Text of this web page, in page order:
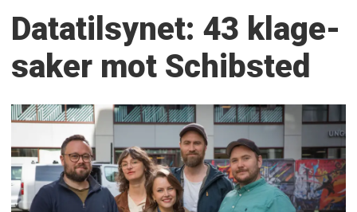
Datatilsynet: 43 klage­
saker mot Schibsted